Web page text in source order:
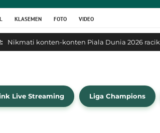
KLASEMEN FOTO VIDEO
Nikmati konten-konten Piala Dunia 2026
Live Streaming Liga Champions